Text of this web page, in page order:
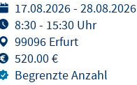
17.08.2026 - 28.08.2026
8:30 - 15:30 Uhr
99096 Erfurt
520.00 €
Begrenzte Anzahl